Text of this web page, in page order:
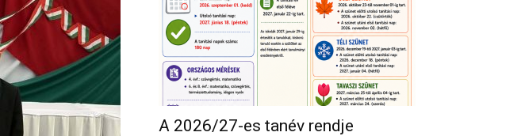
A 2026/27-es tanév rendje